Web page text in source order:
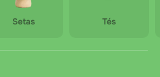
Setas Tés